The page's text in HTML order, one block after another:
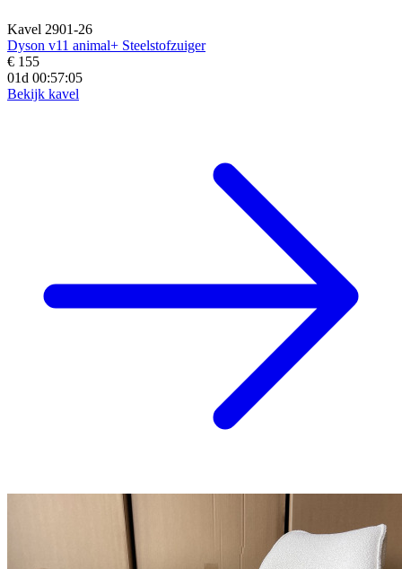
Kavel 2901-26
Dyson v11 animal+ Steelstofzuiger
€ 155
01d 00:57:03
Bekijk kavel